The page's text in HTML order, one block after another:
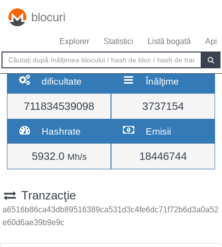
blocuri
Explorer Statistici Listă bogată Api
dificultate
711834539098
Înălţime
3737154
Hashrate
5932.0 Mh/s
Emisii
18446744
Tranzacţie
a6516b86ca43db89516389ca531d3c4fe6dc71f72b6d3a0a52
e60d6ae39b9e9c